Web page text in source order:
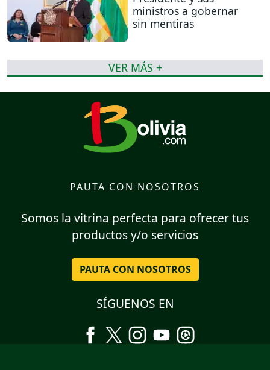
ministros a gobernar
sin mentiras
VER MÁS +
PAUTA CON NOSOTROS
Somos la vitrina perfecta para ofrecer tus
productos y/o servicios
PAUTA CON NOSOTROS
SÍGUENOS EN